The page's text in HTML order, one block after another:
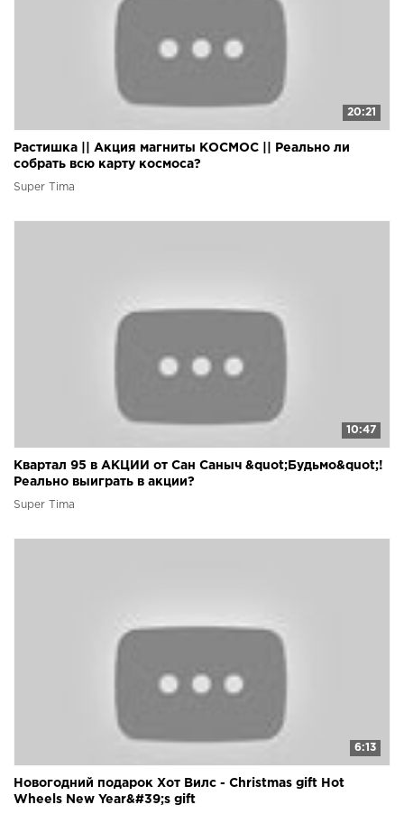
20:21
Растишка || Акция магниты КОСМОС || Реально ли
собрать всю карту космоса?
Super Tima
10:47
Квартал 95 в АКЦИИ от Сан Саныч &quot;Будьмо&quot;!
Реально выиграть в акции?
Super Tima
6:13
Новогодний подарок Хот Вилс - Christmas gift Hot
Wheels New Year&#39;s gift